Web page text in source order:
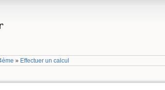
» Effectuer un calcul